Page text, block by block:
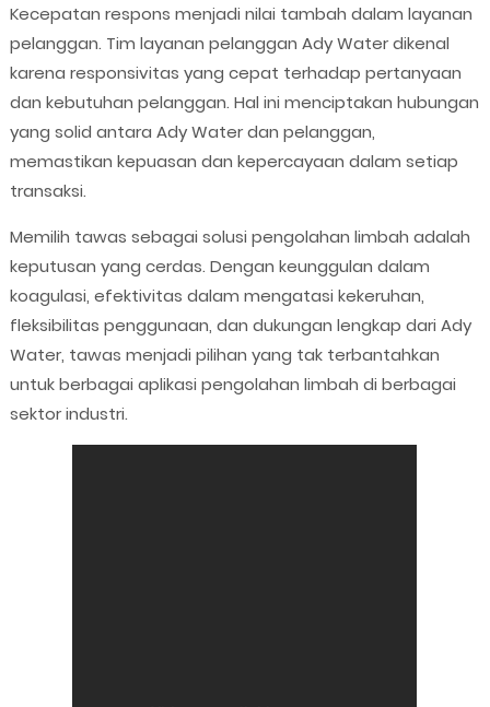
Kecepatan respons menjadi nilai tambah dalam layanan
pelanggan. Tim layanan pelanggan Ady Water dikenal
karena responsivitas yang cepat terhadap pertanyaan
dan kebutuhan pelanggan. Hal ini menciptakan hubungan
yang solid antara Ady Water dan pelanggan,
memastikan kepuasan dan kepercayaan dalam setiap
transaksi.
Memilih tawas sebagai solusi pengolahan limbah adalah
keputusan yang cerdas. Dengan keunggulan dalam
koagulasi, efektivitas dalam mengatasi kekeruhan,
fleksibilitas penggunaan, dan dukungan lengkap dari Ady
Water, tawas menjadi pilihan yang tak terbantahkan
untuk berbagai aplikasi pengolahan limbah di berbagai
sektor industri.